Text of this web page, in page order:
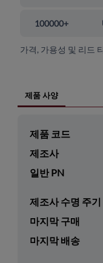
100000+
가격, 가용성 및 리드
제품 사양
제품 코드
제조사
일반 PN
제조사 수명 주기
마지막 구매
마지막 배송